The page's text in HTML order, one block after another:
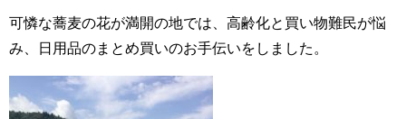
可憐な蕎麦の花が満開の地では、高齢化と買い物難民が悩
み、日用品のまとめ買いのお手伝いをしました。